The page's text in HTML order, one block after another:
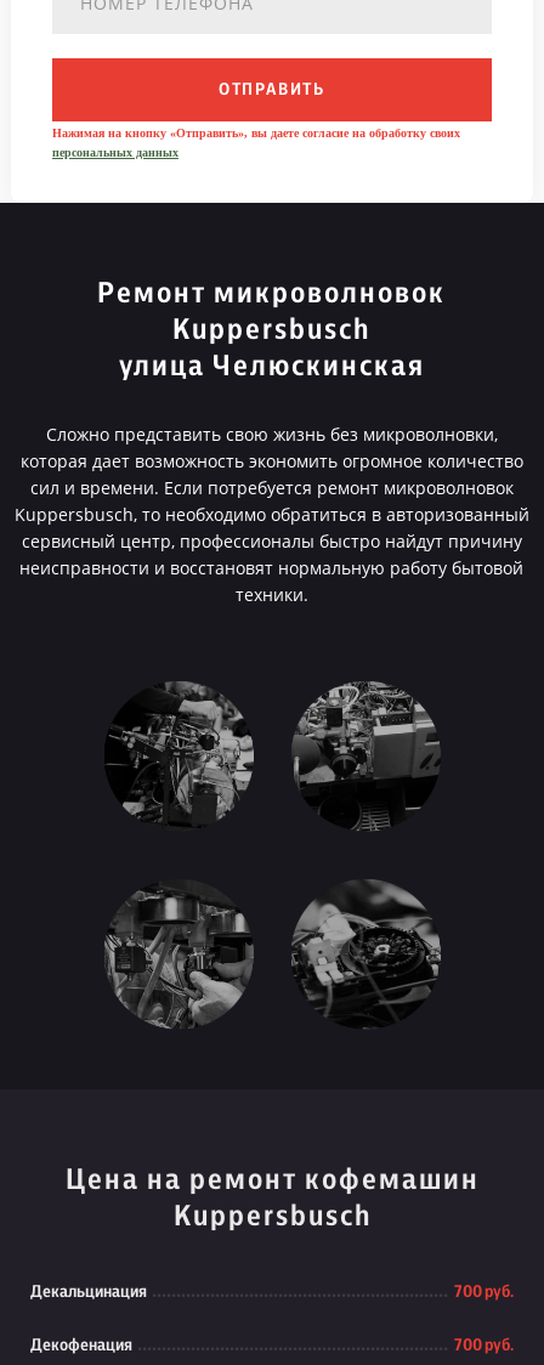
ОТПРАВИТЬ
Нажимая на кнопку «Отправить», вы даете согласие на обработку своих
персональных данных
Ремонт микроволновок
Kuppersbusch
улица Челюскинская
Сложно представить свою жизнь без микроволновки,
которая дает возможность экономить огромное количество
сил и времени. Если потребуется ремонт микроволновок
Kuppersbusch, то необходимо обратиться в авторизованный
сервисный центр, профессионалы быстро найдут причину
неисправности и восстановят нормальную работу бытовой
техники.
Цена на ремонт кофемашин
Kuppersbusch
Декальцинация 700 руб.
Декофенация 700 руб.